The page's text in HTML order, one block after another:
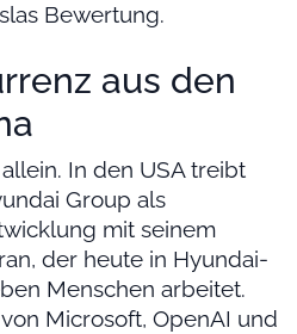
Bewertung.
aus den
In den USA treibt
Group als
mit seinem
der heute in Hyundai-
Menschen arbeitet.
Microsoft, OpenAI und